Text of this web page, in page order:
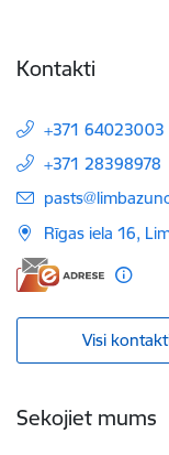
Kontakti
+371 64023003
+371 28398978
E-pasts:
Rīgas iela 16,
Visi
Sekojiet mums